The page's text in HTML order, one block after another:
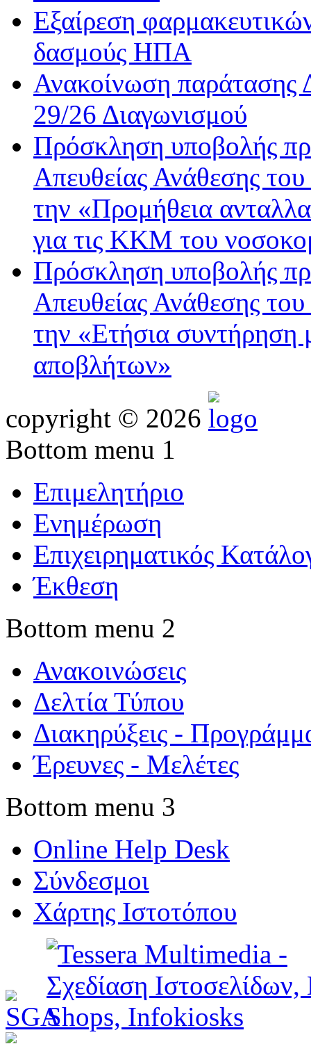
Εξαίρεση
δασμούς ΗΠΑ
Ανακοίνωση παράτασης
29/26 Διαγωνισμού
Πρόσκληση υποβολής
Απευθείας Ανάθεσης
την «Προμήθεια
για τις ΚΚΜ του
Πρόσκληση υποβολής
Απευθείας Ανάθεσης
την «Eτήσια συντήρηση
αποβλήτων»
copyright © 2026
Bottom menu 1
Επιμελητήριο
Ενημέρωση
Επιχειρηματικός
Έκθεση
Bottom menu 2
Ανακοινώσεις
Δελτία Τύπου
Διακηρύξεις -
Έρευνες - Μελέτες
Bottom menu 3
Online Help Desk
Σύνδεσμοι
Χάρτης Ιστοτόπου